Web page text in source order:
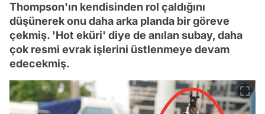
Thompson'ın kendisinden rol çaldığını
düşünerek onu daha arka planda bir göreve
çekmiş. 'Hot eküri' diye de anılan subay, daha
çok resmi evrak işlerini üstlenmeye devam
edecekmiş.